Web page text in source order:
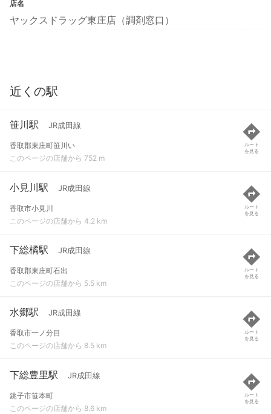
店名
ヤックスドラッグ東庄店（調剤窓口）
近くの駅
笹川駅 JR成田線
香取郡東庄町笹川い
このページの店舗から 752 m
ルート
を見る
小見川駅 JR成田線
香取市小見川
このページの店舗から 4.2 km
ルート
を見る
下総橘駅 JR成田線
香取郡東庄町石出
このページの店舗から 5.5 km
ルート
を見る
水郷駅 JR成田線
香取市一ノ分目
このページの店舗から 8.5 km
ルート
を見る
下総豊里駅 JR成田線
銚子市笹本町
このページの店舗から 8.6 km
ルート
を見る